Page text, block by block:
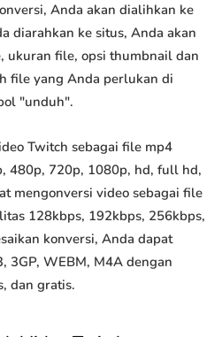
Anda akan dialihkan ke
diarahkan ke situs, Anda akan
ukuran file, opsi thumbnail dan
file yang Anda perlukan di
"unduh".
Twitch sebagai file mp4
480p, 720p, 1080p, hd, full hd,
mengonversi video sebagai file
128kbps, 192kbps, 256kbps,
konversi, Anda dapat
3GP, WEBM, M4A dengan
dan gratis.